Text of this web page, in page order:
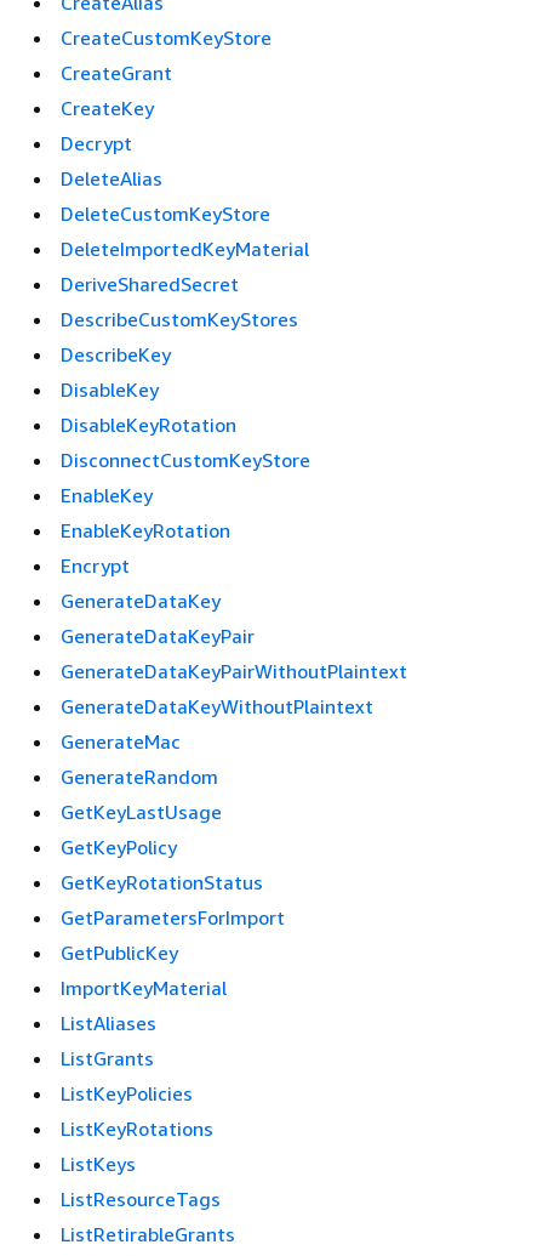
CreateCustomKeyStore
CreateGrant
CreateKey
Decrypt
DeleteAlias
DeleteCustomKeyStore
DeleteImportedKeyMaterial
DeriveSharedSecret
DescribeCustomKeyStores
DescribeKey
DisableKey
DisableKeyRotation
DisconnectCustomKeyStore
EnableKey
EnableKeyRotation
Encrypt
GenerateDataKey
GenerateDataKeyPair
GenerateDataKeyPairWithoutPlaintext
GenerateDataKeyWithoutPlaintext
GenerateMac
GenerateRandom
GetKeyLastUsage
GetKeyPolicy
GetKeyRotationStatus
GetParametersForImport
GetPublicKey
ImportKeyMaterial
ListAliases
ListGrants
ListKeyPolicies
ListKeyRotations
ListKeys
ListResourceTags
ListRetirableGrants